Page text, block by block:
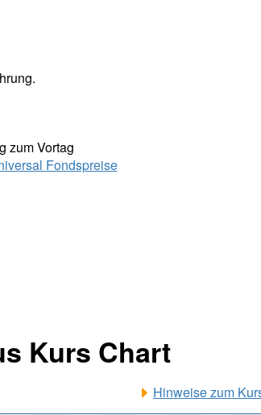
zum Vortag
Fondspreise
Kurs Chart
Hinweise zum